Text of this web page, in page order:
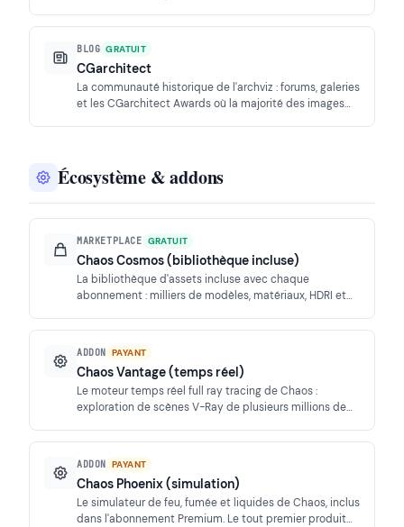
BLOG GRATUIT
CGarchitect
La communauté historique de l'archviz : forums, galeries
et les CGarchitect Awards où la majorité des images
Écosystème & addons
MARKETPLACE GRATUIT
Chaos Cosmos (bibliothèque incluse)
La bibliothèque d'assets incluse avec chaque
abonnement : milliers de modèles, matériaux, HDRI et
de photos.
ADDON PAYANT
Chaos Vantage (temps réel)
Le moteur temps réel full ray tracing de Chaos :
exploration de scènes V-Ray de plusieurs millions de
des hôtes.
ADDON PAYANT
Chaos Phoenix (simulation)
Le simulateur de feu, fumée et liquides de Chaos, inclus
dans l'abonnement Premium. Le tout premier produit